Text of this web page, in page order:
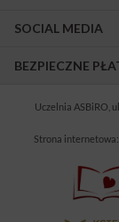
SOCIAL MEDIA
BEZPIECZNE
Uczelnia ASBiRO,
Strona